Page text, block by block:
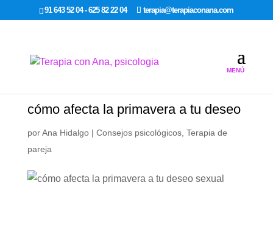
google-site-verification: google7dcda757e565a307.html
91 643 52 04 - 625 82 22 04 terapia@terapiaconana.com
cómo afecta la primavera a tu deseo
porAna Hidalgo| Consejos psicológicos, Terapia de
pareja